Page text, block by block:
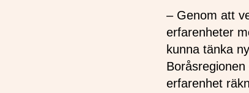
– Genom att
erfarenheter
kunna tänka
erfarenhet